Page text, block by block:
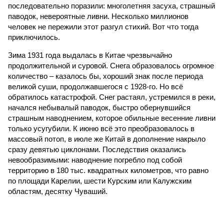
последовательно поразили: многолетняя засуха, страшный
паводок, невероятные ливни. Несколько миллионов
человек не пережили этот разгул стихий. Вот что тогда
приключилось.
Зима 1931 года выдалась в Китае чрезвычайно
продолжительной и суровой. Снега образовалось огромное
количество – казалось бы, хороший знак после периода
великой суши, продолжавшегося с 1928-го. Но всё
обратилось катастрофой. Снег растаял, устремился в реки,
начался небывалый паводок, быстро обернувшийся
страшным наводнением, которое обильные весенние ливни
только усугубили. К июню всё это преобразовалось в
массовый потоп, в июле же Китай в дополнение накрыло
сразу девятью циклонами. Последствия оказались
невообразимыми: наводнение погребло под собой
территорию в 180 тыс. квадратных километров, что равно
по площади Карелии, шести Курским или Калужским
областям, десятку Чуваший.